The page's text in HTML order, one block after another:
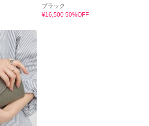
ブラック
¥16,500 50%OFF